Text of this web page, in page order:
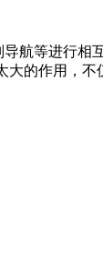
航等进行
的作用，